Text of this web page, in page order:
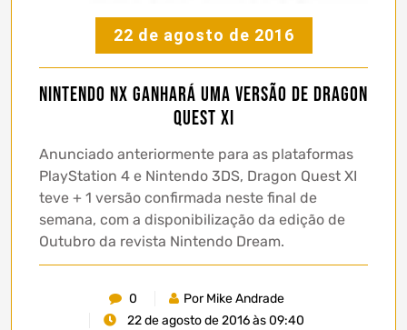
22 de agosto de 2016
Nintendo NX ganhará uma versão de Dragon
Quest XI
Anunciado anteriormente para as plataformas
PlayStation 4 e Nintendo 3DS, Dragon Quest XI
teve + 1 versão confirmada neste final de
semana, com a disponibilização da edição de
Outubro da revista Nintendo Dream.
0
Por Mike Andrade
22 de agosto de 2016 às 09:40